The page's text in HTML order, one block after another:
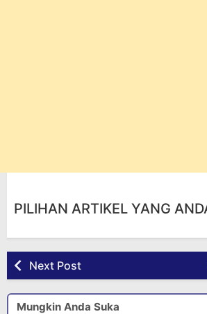
PILIHAN ARTIKEL YANG
Next Post
Mungkin Anda Suka